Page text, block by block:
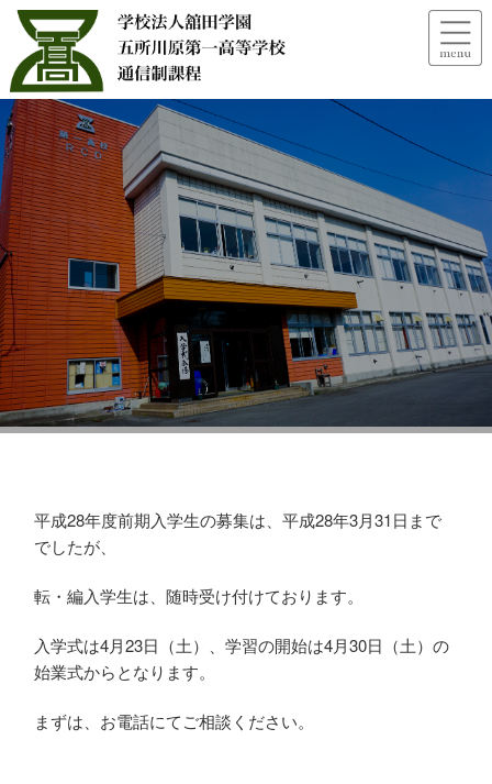
転・編入学生は、随時受付中で
す。
平成28年度前期入学生の募集は、平成28年3月31日まで
でしたが、
転・編入学生は、随時受け付けております。
入学式は4月23日（土）、学習の開始は4月30日（土）の
始業式からとなります。
まずは、お電話にてご相談ください。